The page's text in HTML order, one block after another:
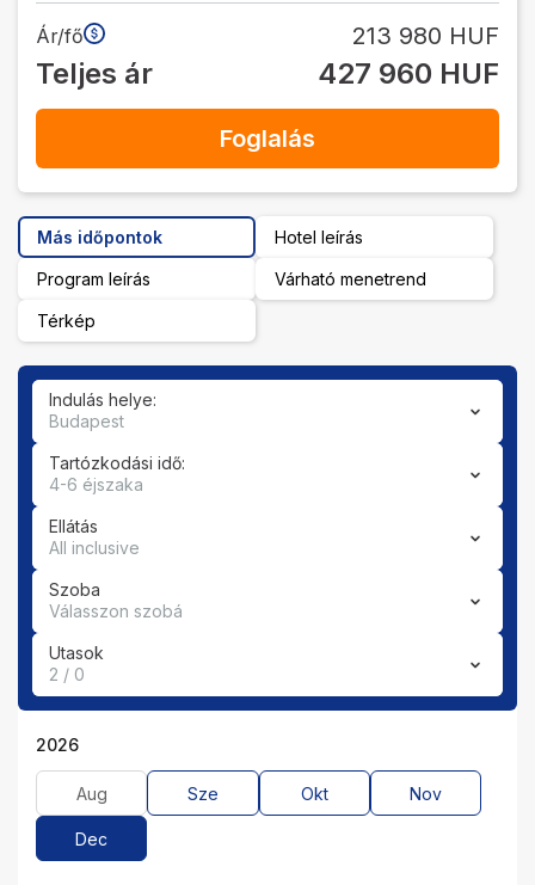
Ár/fő 213 980 HUF
Teljes ár 427 960 HUF
Foglalás
Más időpontok Hotel leírás
Program leírás Várható menetrend
Térkép
Indulás helye:
Budapest
Tartózkodási idő:
4-6 éjszaka
Ellátás
All inclusive
Szoba
Válasszon szobá
Utasok
2 / 0
2026
Aug Sze Okt Nov
Dec